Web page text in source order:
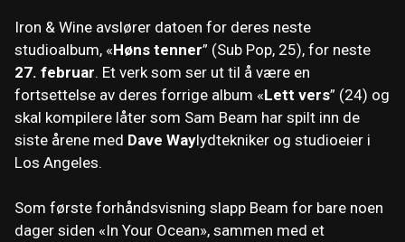
Iron & Wine avslører datoen for deres neste
studioalbum, «Høns tenner” (Sub Pop, 25), for neste
27. februar. Et verk som ser ut til å være en
fortsettelse av deres forrige album «Lett vers” (24) og
skal kompilere låter som Sam Beam har spilt inn de
siste årene med Dave Waylydtekniker og studioeier i
Los Angeles.
Som første forhåndsvisning slapp Beam for bare noen
dager siden «In Your Ocean», sammen med et